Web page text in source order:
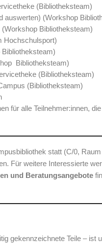
(Bibliotheksteam)
auswerten) (Workshop
Bibliotheksteam)
Hochschulsport)
Bibliotheksteam)
(Bibliotheksteam)
(Bibliotheksteam)
für alle Teilnehmer:innen,
statt (C/0, Raum
Für weitere Interessierte
und Beratungsangebote
gekennzeichnete Teile – ist